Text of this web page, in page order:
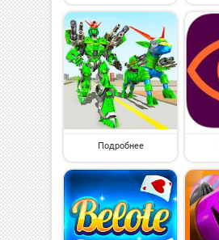
Подробнее